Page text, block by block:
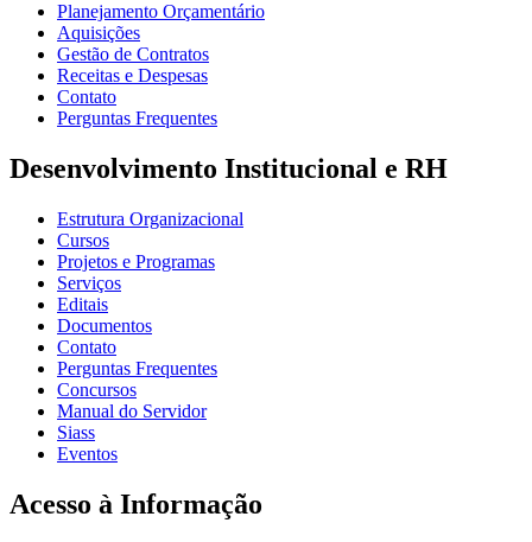
Planejamento Orçamentário
Aquisições
Gestão de Contratos
Receitas e Despesas
Contato
Perguntas Frequentes
Desenvolvimento Institucional e RH
Estrutura Organizacional
Cursos
Projetos e Programas
Serviços
Editais
Documentos
Contato
Perguntas Frequentes
Concursos
Manual do Servidor
Siass
Eventos
Acesso à Informação